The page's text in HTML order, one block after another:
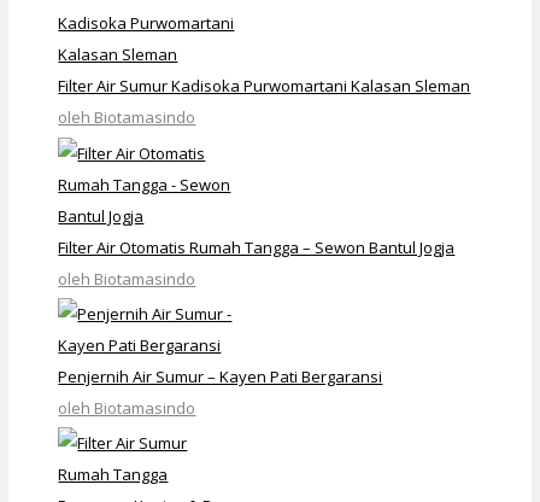
Filter Air Sumur Kadisoka Purwomartani Kalasan Sleman
oleh Biotamasindo
Filter Air Otomatis Rumah Tangga – Sewon Bantul Jogja
oleh Biotamasindo
Penjernih Air Sumur – Kayen Pati Bergaransi
oleh Biotamasindo